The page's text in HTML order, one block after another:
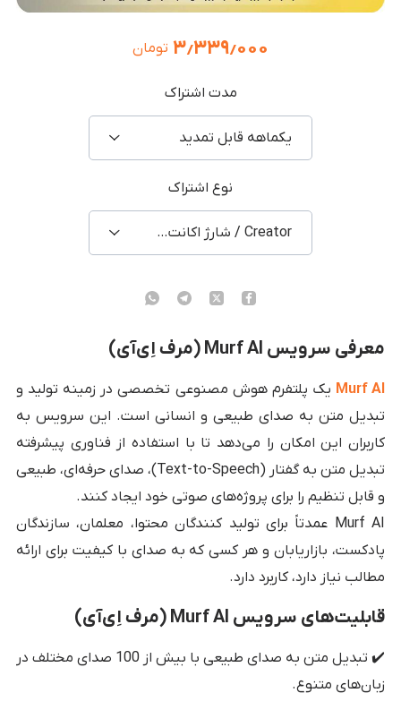
۳٫۳۳۹٫۰۰۰ تومان
مدت اشتراک
یکماهه قابل تمدید
نوع اشتراک
Creator / شارژ اکانت شخصی
معرفی سرویس Murf AI (مرف اِی‌آی)
Murf AI یک پلتفرم هوش مصنوعی تخصصی در زمینه تولید و
تبدیل متن به صدای طبیعی و انسانی است. این سرویس به
کاربران این امکان را می‌دهد تا با استفاده از فناوری پیشرفته
تبدیل متن به گفتار (Text-to-Speech)، صدای حرفه‌ای، طبیعی
و قابل تنظیم را برای پروژه‌های صوتی خود ایجاد کنند.
Murf AI عمدتاً برای تولید کنندگان محتوا، معلمان، سازندگان
پادکست، بازاریابان و هر کسی که به صدای با کیفیت برای ارائه
مطالب نیاز دارد، کاربرد دارد.
قابلیت‌های سرویس Murf AI (مرف اِی‌آی)
✔️ تبدیل متن به صدای طبیعی با بیش از 100 صدای مختلف در
زبان‌های متنوع.